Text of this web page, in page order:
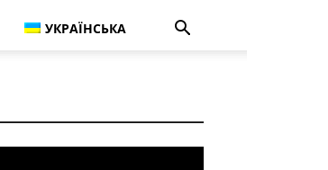
УКРАЇНСЬКА